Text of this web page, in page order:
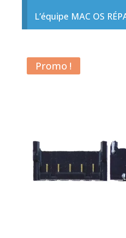
L’équipe MAC OS
Promo !